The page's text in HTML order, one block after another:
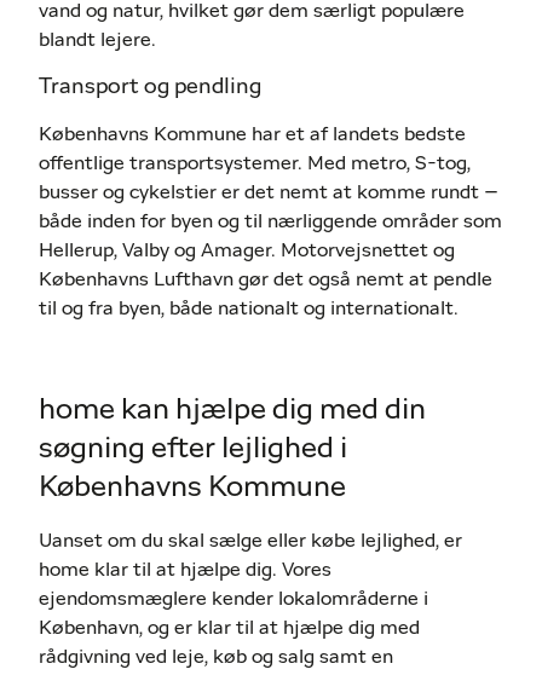
vand og natur, hvilket gør dem særligt populære
blandt lejere.
Transport og pendling
Københavns Kommune har et af landets bedste
offentlige transportsystemer. Med metro, S-tog,
busser og cykelstier er det nemt at komme rundt –
både inden for byen og til nærliggende områder som
Hellerup, Valby og Amager. Motorvejsnettet og
Københavns Lufthavn gør det også nemt at pendle
til og fra byen, både nationalt og internationalt.
home kan hjælpe dig med din
søgning efter lejlighed i
Københavns Kommune
Uanset om du skal sælge eller købe lejlighed, er
home klar til at hjælpe dig. Vores
ejendomsmæglere kender lokalområderne i
København, og er klar til at hjælpe dig med
rådgivning ved leje, køb og salg samt en